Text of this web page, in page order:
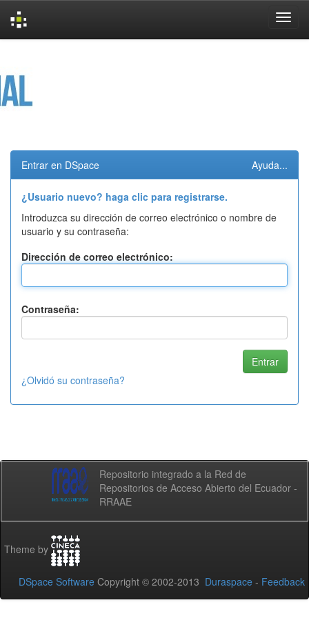
Entrar en DSpace Ayuda...
¿Usuario nuevo? haga clic para registrarse.
Introduzca su dirección de correo electrónico o nombre de
usuario y su contraseña:
Dirección de correo electrónico:
Contraseña:
¿Olvidó su contraseña?
Repositorio integrado a la Red de
Repositorios de Acceso Abierto del Ecuador -
RRAAE
Theme by
DSpace Software Copyright © 2002-2013 Duraspace - Feedback